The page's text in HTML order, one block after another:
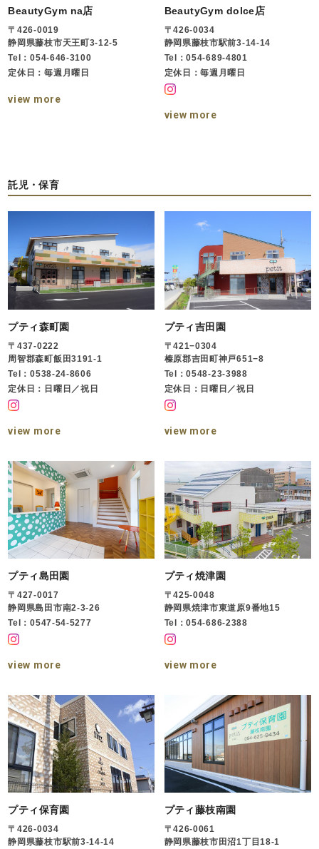
BeautyGym na店
〒426-0019
静岡県藤枝市天王町3-12-5
Tel：054-646-3100
定休日：毎週月曜日
view more
BeautyGym dolce店
〒426-0034
静岡県藤枝市駅前3-14-14
Tel：054-689-4801
定休日：毎週月曜日
view more
託児・保育
プティ森町園
〒437-0222
周智郡森町飯田3191-1
Tel：0538-24-8606
定休日：日曜日／祝日
view more
プティ吉田園
〒421−0304
榛原郡吉田町神戸651−8
Tel：0548-23-3988
定休日：日曜日／祝日
view more
プティ島田園
〒427-0017
静岡県島田市南2-3-26
Tel：0547-54-5277
view more
プティ焼津園
〒425-0048
静岡県焼津市東道原9番地15
Tel：054-686-2388
view more
プティ保育園
〒426-0034
静岡県藤枝市駅前3-14-14
プティ藤枝南園
〒426-0061
静岡県藤枝市田沼1丁目18-1